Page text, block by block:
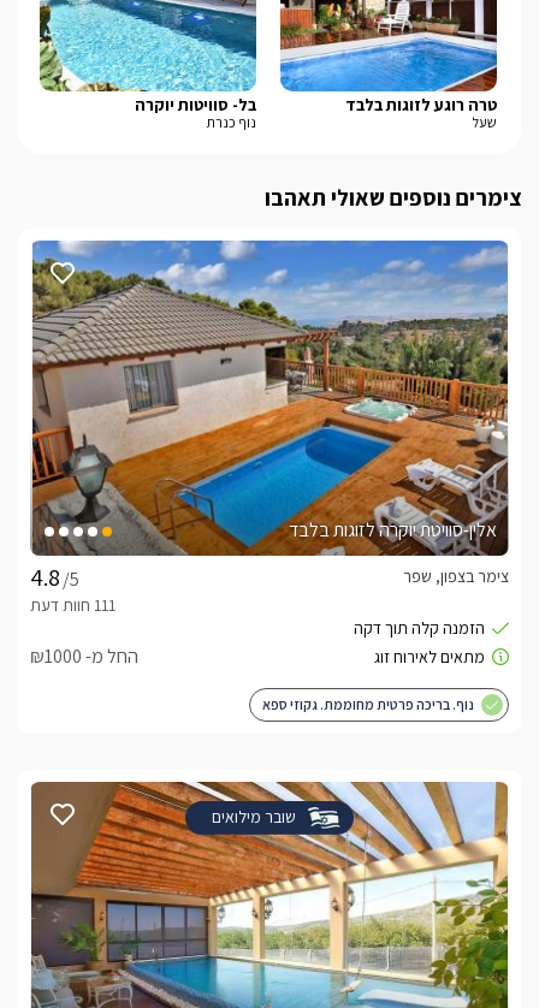
טרה רוגע לזוגות בלבד
שעל
בל- סוויטות יוקרה
נוף כנרת
צימרים נוספים שאולי תאהבו
אלין-סוויטת יוקרה לזוגות בלבד
/5
צימר בצפון, שפר
החל מ- ₪1000
נוף. בריכה פרטית מחוממת. גקוזי ספא
שובר מילואים